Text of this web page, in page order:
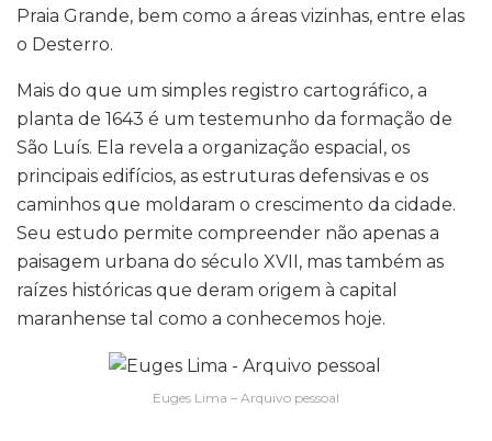
Praia Grande, bem como a áreas vizinhas, entre elas
o Desterro.
Mais do que um simples registro cartográfico, a
planta de 1643 é um testemunho da formação de
São Luís. Ela revela a organização espacial, os
principais edifícios, as estruturas defensivas e os
caminhos que moldaram o crescimento da cidade.
Seu estudo permite compreender não apenas a
paisagem urbana do século XVII, mas também as
raízes históricas que deram origem à capital
maranhense tal como a conhecemos hoje.
Euges Lima – Arquivo pessoal